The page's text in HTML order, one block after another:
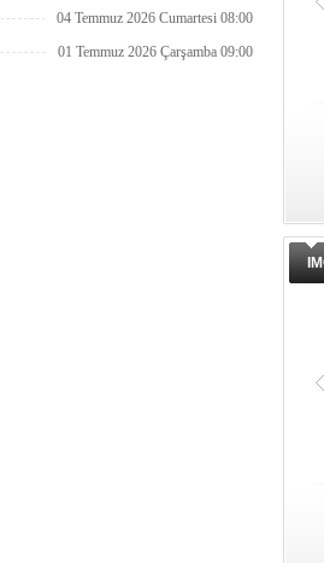
04 Temmuz 2026 Cumartesi 08:00
01 Temmuz 2026 Çarşamba 09:00